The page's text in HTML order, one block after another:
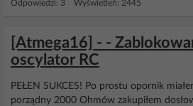
Odpowiedzi: 3 Wyświetleń: 2445
[Atmega16] - -
oscylator RC
PEŁEN SUKCES! Po prostu opornik
porządny 2000 Ohmów zakupiłem